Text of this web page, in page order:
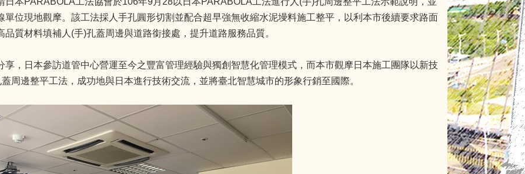
單位現地觀摩。該工法採人手孔圓形切割並配合超早強無收縮水泥墁料施工整平，以利本市後續要求路面
品質材料填補人(手)孔蓋周邊與道路銜接處，提升道路服務品質。
享，日本參訪道管中心營運至今之豐富管理經驗與獨創智慧化管理模式，而本市觀摩日本施工團隊以新技
周邊整平工法，成功地與日本進行技術交流，並將臺北智慧城市的形象行銷至國際。